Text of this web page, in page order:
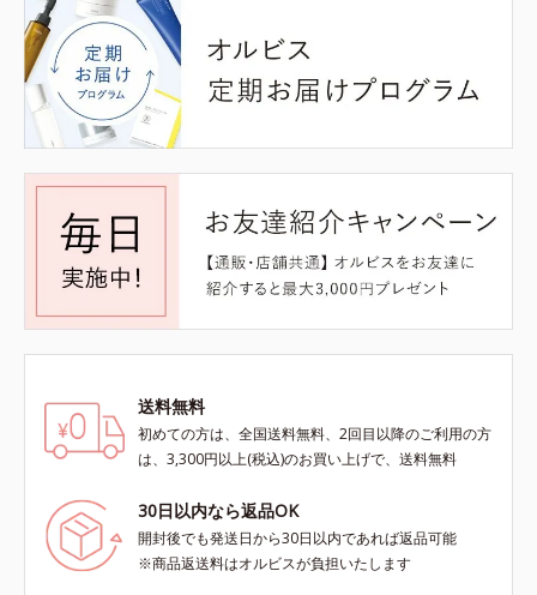
送料無料
初めての方は、全国送料無料、2回目以降のご利用の方
は、3,300円以上(税込)のお買い上げで、送料無料
30日以内なら返品OK
開封後でも発送日から30日以内であれば返品可能
※商品返送料はオルビスが負担いたします